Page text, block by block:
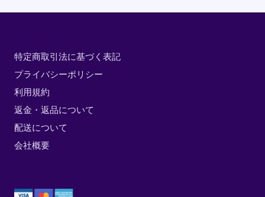
特定商取引法に基づく表記
プライバシーポリシー
利用規約
返金・返品について
配送について
会社概要